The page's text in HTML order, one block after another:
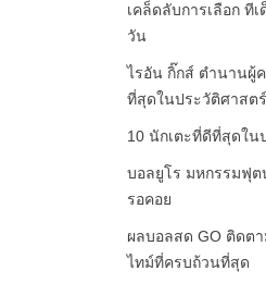
เคล็ดลับการเลือก ที
วัน
ไรอัน กิ๊กส์ ตำนานผู้
ที่สุดในประวัติศาสตร์
10 นักเตะที่ดีที่สุดใน
บอลยูโร มหกรรมฟุ
รอคอย
ผลบอลสด GO ติดต
ไทม์ที่ครบถ้วนที่สุด